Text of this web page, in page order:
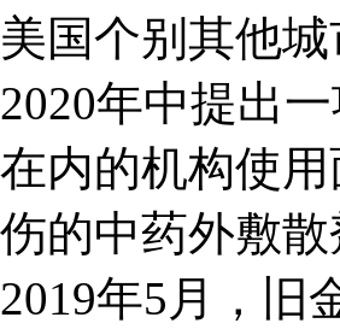
美国个别其他
2020年中提出
在内的机构使
伤的中药外敷
2019年5月，旧